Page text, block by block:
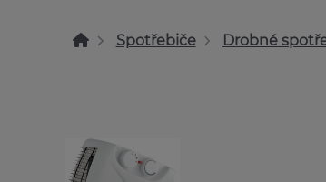
Spotřebiče Drobné